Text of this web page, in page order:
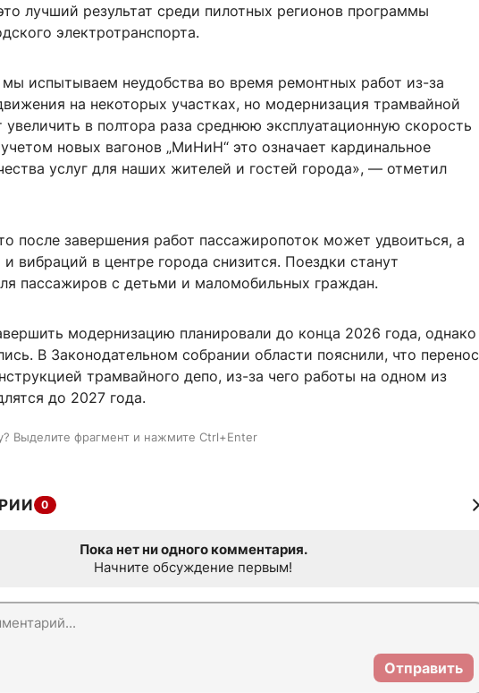
лучший результат среди пилотных регионов программы
электротранспорта.
мы испытываем неудобства во время ремонтных работ из-за
на некоторых участках, но модернизация трамвайной
увеличить в полтора раза среднюю эксплуатационную скорость
новых вагонов „МиНиН“ это означает кардинальное
услуг для наших жителей и гостей города», — отметил
после завершения работ пассажиропоток может удвоиться, а
вибраций в центре города снизится. Поездки станут
пассажиров с детьми и маломобильных граждан.
модернизацию планировали до конца 2026 года, однако
В Законодательном собрании области пояснили, что перенос
трамвайного депо, из-за чего работы на одном из
до 2027 года.
Выделите фрагмент и нажмите Ctrl+Enter
0
Пока нет ни одного комментария.
Начните обсуждение первым!
Отправить